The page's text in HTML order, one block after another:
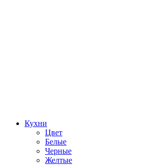
Кухни
Цвет
Белые
Черные
Желтые